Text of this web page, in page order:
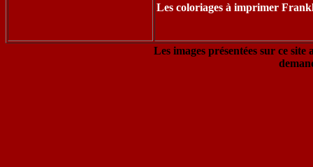
Les coloriages à imprimer
Les images présentées sur ce